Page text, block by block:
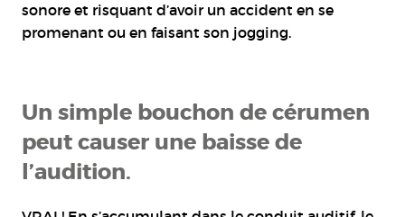
sonore et risquant d’avoir un accident en se
promenant ou en faisant son jogging.
Un simple bouchon de cérumen
peut causer une baisse de
l’audition.